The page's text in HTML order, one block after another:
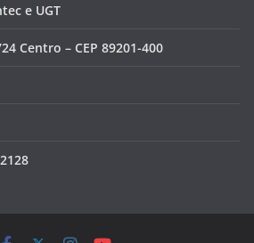
e UGT
Centro – CEP 89201-400